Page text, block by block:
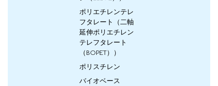
ポリエチレンテレ
フタレート（二軸
延伸ポリエチレン
テレフタレート
（BOPET））
ポリスチレン
バイオベース